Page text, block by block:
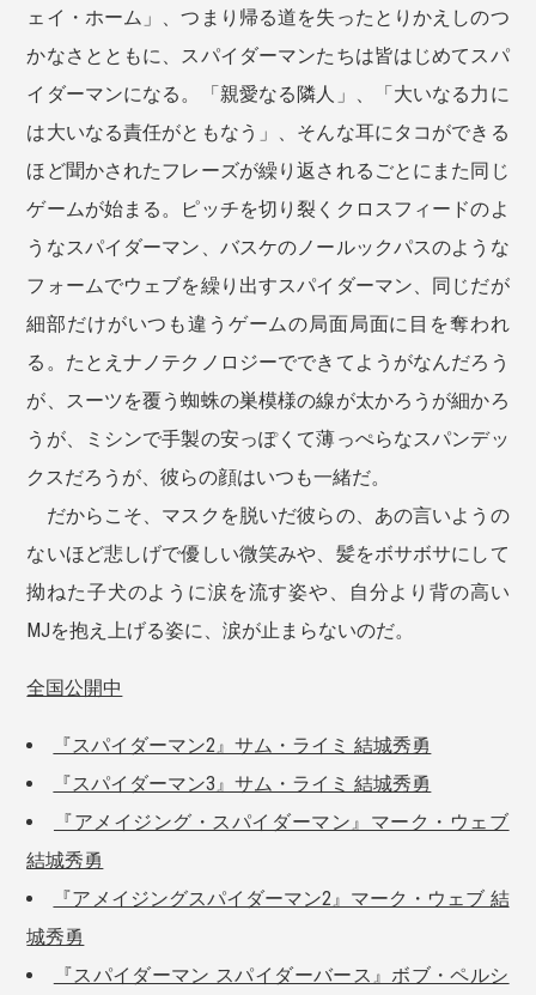
ェイ・ホーム」、つまり帰る道を失ったとりかえしのつ
かなさとともに、スパイダーマンたちは皆はじめてスパ
イダーマンになる。「親愛なる隣人」、「大いなる力に
は大いなる責任がともなう」、そんな耳にタコができる
ほど聞かされたフレーズが繰り返されるごとにまた同じ
ゲームが始まる。ピッチを切り裂くクロスフィードのよ
うなスパイダーマン、バスケのノールックパスのような
フォームでウェブを繰り出すスパイダーマン、同じだが
細部だけがいつも違うゲームの局面局面に目を奪われ
る。たとえナノテクノロジーでできてようがなんだろう
が、スーツを覆う蜘蛛の巣模様の線が太かろうが細かろ
うが、ミシンで手製の安っぽくて薄っぺらなスパンデッ
クスだろうが、彼らの顔はいつも一緒だ。
だからこそ、マスクを脱いだ彼らの、あの言いようの
ないほど悲しげで優しい微笑みや、髪をボサボサにして
拗ねた子犬のように涙を流す姿や、自分より背の高い
MJを抱え上げる姿に、涙が止まらないのだ。
全国公開中
『スパイダーマン2』サム・ライミ 結城秀勇
『スパイダーマン3』サム・ライミ 結城秀勇
『アメイジング・スパイダーマン』マーク・ウェブ
結城秀勇
『アメイジングスパイダーマン2』マーク・ウェブ 結
城秀勇
『スパイダーマン スパイダーバース』ボブ・ペルシ